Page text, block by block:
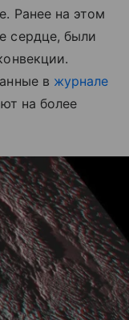
Ранее на этом
сердце, были
в журнале
на более